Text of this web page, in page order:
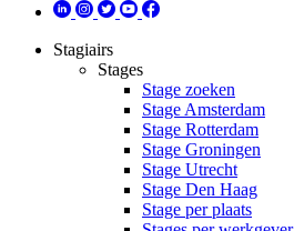
Stagiairs
Stages
Stage zoeken
Stage Amsterdam
Stage Rotterdam
Stage Groningen
Stage Utrecht
Stage Den Haag
Stage per plaats